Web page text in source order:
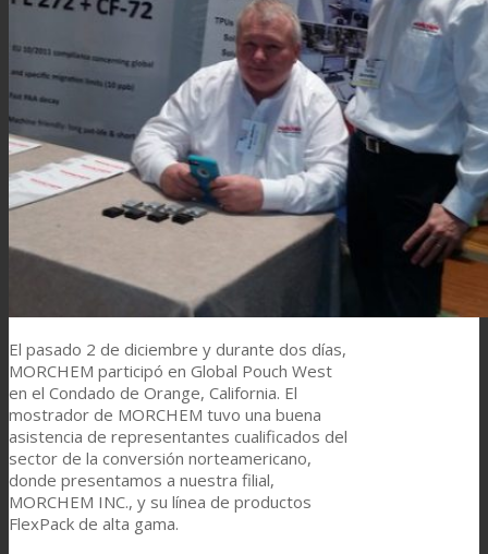
Innovación
I+D
Asistencia Técnica
Prestaciones
Sostenibilidad
Carrera
El pasado 2 de diciembre y durante dos días,
MORCHEM participó en Global Pouch West
en el Condado de Orange, California. El
mostrador de MORCHEM tuvo una buena
asistencia de representantes cualificados del
sector de la conversión norteamericano,
donde presentamos a nuestra filial,
MORCHEM INC., y su línea de productos
FlexPack de alta gama.